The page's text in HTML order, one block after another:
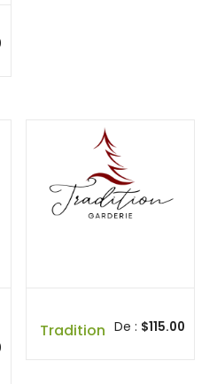
Tradition De : $115.00